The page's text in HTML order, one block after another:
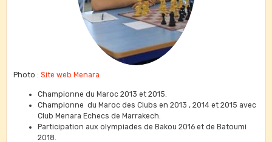
Photo : Site web Menara
Championne du Maroc 2013 et 2015.
Championne du Maroc des Clubs en 2013 , 2014 et 2015 avec
Club Menara Echecs de Marrakech.
Participation aux olympiades de Bakou 2016 et de Batoumi
2018.